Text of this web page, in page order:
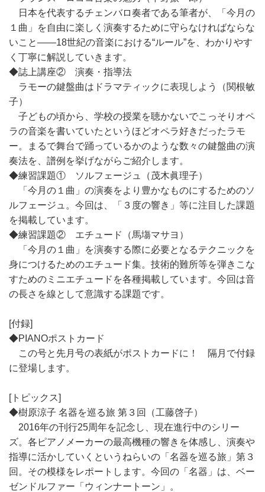
日本を代表するチェンバロ奏者である筆者が、「今月の
１曲」を自由に楽しく演奏するために守らなければならな
いこと――18世紀の音楽における“ルール”を、わかりやす
く丁寧に解説していきます。
◆誌上講座② 演奏・指導法
ラモーの鍵盤曲はドラマティックに表現しよう（関根敏
子）
子どもの頃から、学校の授業を聴かないでこっそりオペ
ラの音楽を書いていたというほどオペラ好きだったラモ
ー。まるで舞台で踊っているかのような数々の鍵盤曲の演
奏法を、譜例を挙げながらご紹介します。
◆練習課題① ソルフェージュ（茂木眞理子）
「今月の１曲」の演奏をより豊かなものにするためのソ
ルフェージュ。今回は、「３度の響き」等に注目した課題
を掲載しています。
◆練習課題② エチュード（馬塲マサヨ）
「今月の１曲」を演奏する際に必要となるテクニックを
身につけるためのエチュード集。技術的難所等を弾きこな
すためのミニエチュードを各種掲載しています。今回は音
の長さを線として意識する課題です。
[付録]
◆PIANOポストカード
この号と先月号の表紙がポストカードに！ 隔月で付録
に登場します。
[トピックス]
◆樹原涼子 名器を巡る旅 第３回（工藤啓子）
2016年の刊行25周年を記念し、現在進行中のシリー
ズ。各ピアノメーカーの最高機種の響きを体感し、演奏や
指導に活かしていくというねらいの「名器を巡る旅」第３
回。その模様をレポートします。今回の「名器」は、ベー
ゼンドルファー「ウィンナートーン」。